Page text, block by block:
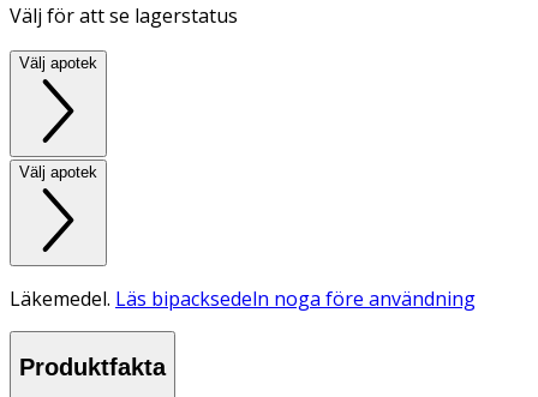
Välj för att se lagerstatus
Välj apotek
Välj apotek
Läkemedel. Läs bipacksedeln noga före användning
Produktfakta